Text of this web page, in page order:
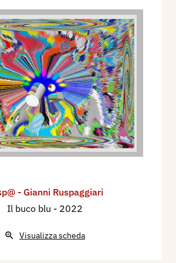
Trofeo “Il Tempio”,
Artistica “Il Tempio”,
2008, finalista nella sezione
al West Florence Hotel di
collettiva “La donna nell’arte”, 8
2009, sezione digitale
le arti visive, pagina
- Gianni Ruspaggiari
Il buco blu - 2022
Visualizza scheda